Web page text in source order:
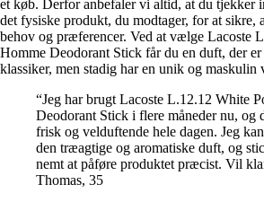
et køb. Derfor anbefaler vi altid, at du tjekker
det fysiske produkt, du modtager, for at sikre,
behov og præferencer. Ved at vælge Lacoste
Homme Deodorant Stick får du en duft, der er
klassiker, men stadig har en unik og maskulin
“Jeg har brugt Lacoste L.12.12 White
Deodorant Stick i flere måneder nu, og
frisk og velduftende hele dagen. Jeg
den træagtige og aromatiske duft, og
nemt at påføre produktet præcist. Vil
Thomas, 35